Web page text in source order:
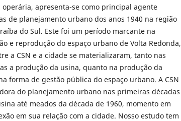
apresenta-se como principal agente
de planejamento urbano dos anos 1940 na região
do Sul. Este foi um período marcante na
e reprodução do espaço urbano de Volta Redonda,
a CSN e a cidade se materializaram, tanto nas
a produção da usina, quanto na produção da
forma de gestão pública do espaço urbano. A CSN
do planejamento urbano nas primeiras décadas
até meados da década de 1960, momento em
em sua relação com a cidade. Nosso estudo tem